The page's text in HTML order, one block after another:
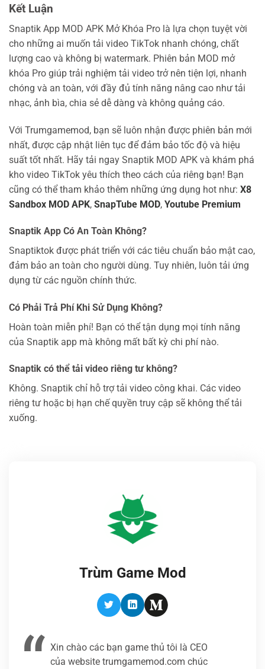
Kết Luận
Snaptik App MOD APK Mở Khóa Pro là lựa chọn tuyệt vời
cho những ai muốn tải video TikTok nhanh chóng, chất
lượng cao và không bị watermark. Phiên bản MOD mở
khóa Pro giúp trải nghiệm tải video trở nên tiện lợi, nhanh
chóng và an toàn, với đầy đủ tính năng nâng cao như tải
nhạc, ảnh bìa, chia sẻ dễ dàng và không quảng cáo.
Với Trumgamemod, bạn sẽ luôn nhận được phiên bản mới
nhất, được cập nhật liên tục để đảm bảo tốc độ và hiệu
suất tốt nhất. Hãy tải ngay Snaptik MOD APK và khám phá
kho video TikTok yêu thích theo cách của riêng bạn! Bạn
cũng có thể tham khảo thêm những ứng dụng hot như: X8
Sandbox MOD APK, SnapTube MOD, Youtube Premium
Snaptik App Có An Toàn Không?
Snaptiktok được phát triển với các tiêu chuẩn bảo mật cao,
đảm bảo an toàn cho người dùng. Tuy nhiên, luôn tải ứng
dụng từ các nguồn chính thức.
Có Phải Trả Phí Khi Sử Dụng Không?
Hoàn toàn miễn phí! Bạn có thể tận dụng mọi tính năng
của Snaptik app mà không mất bất kỳ chi phí nào.
Snaptik có thể tải video riêng tư không?
Không. Snaptik chỉ hỗ trợ tải video công khai. Các video
riêng tư hoặc bị hạn chế quyền truy cập sẽ không thể tải
xuống.
Trùm Game Mod
TwitterLinkedInMedium
Xin chào các bạn game thủ tôi là CEO
của website trumgamemod.com chúc